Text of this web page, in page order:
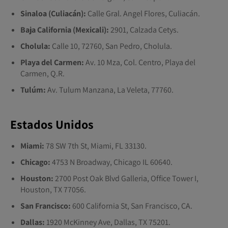
Sinaloa (Culiacán): Calle Gral. Angel Flores, Culiacán.
Baja California (Mexicali):2901, Calzada Cetys.
Cholula: Calle 10, 72760, San Pedro, Cholula.
Playa del Carmen:Av. 10 Mza, Col. Centro, Playa del
Carmen, Q.R.
Tulúm:Av. Tulum Manzana, La Veleta, 77760.
Estados Unidos
Miami: 78 SW 7th St, Miami, FL 33130.
Chicago:4753 N Broadway, Chicago IL 60640.
Houston:2700 Post Oak Blvd Galleria, Office Tower I,
Houston, TX 77056.
San Francisco: 600 California St, San Francisco, CA.
Dallas: 1920 McKinney Ave, Dallas, TX 75201.